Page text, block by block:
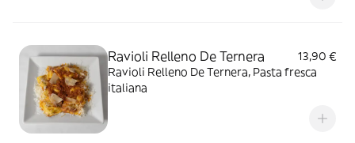
Ravioli Relleno De Ternera
13,90 €
Ravioli Relleno De Ternera, Pasta fresca
italiana